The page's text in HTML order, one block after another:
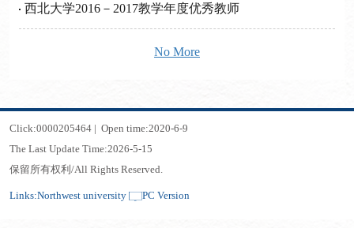
西北大学2016－2017教学年度优秀教师
No More
Click:0000205464| Open time:2020-6-9
The Last Update Time:2026-5-15
保留所有权利/All Rights Reserved.
Links:Northwest university PC Version